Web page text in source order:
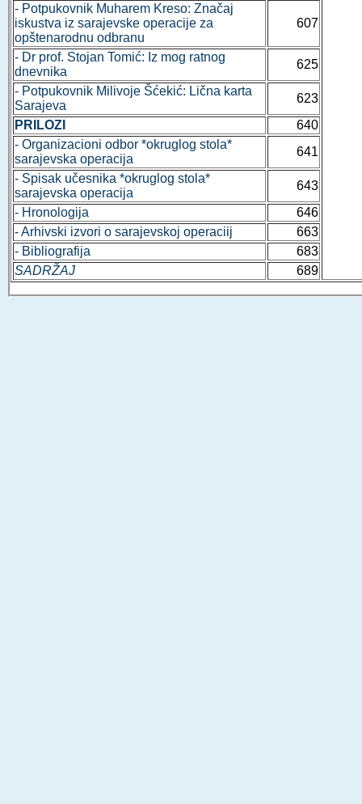
- Potpukovnik Muharem Kreso: Značaj
iskustva iz sarajevske operacije za
opštenarodnu odbranu
607
- Dr prof. Stojan Tomić: Iz mog ratnog
dnevnika
625
- Potpukovnik Milivoje Šćekić: Lična karta
Sarajeva
623
PRILOZI
640
- Organizacioni odbor *okruglog stola*
sarajevska operacija
641
- Spisak učesnika *okruglog stola*
sarajevska operacija
643
- Hronologija
646
- Arhivski izvori o sarajevskoj operaciij
663
- Bibliografija
683
SADRŽAJ
689